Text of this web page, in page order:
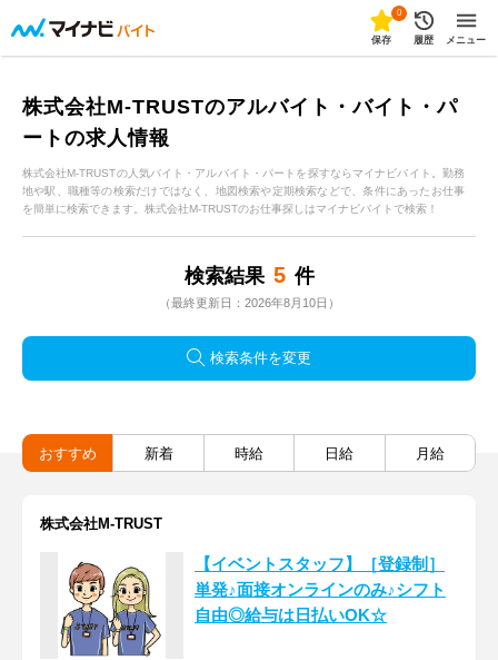
0
保存 履歴 メニュー
株式会社M-TRUSTのアルバイト・バイト・パ
ートの求人情報
株式会社M-TRUSTの人気バイト・アルバイト・パートを探すならマイナビバイト。勤務
地や駅、職種等の検索だけではなく、地図検索や定期検索などで、条件にあったお仕事
を簡単に検索できます。株式会社M-TRUSTのお仕事探しはマイナビバイトで検索！
検索結果 5 件
（最終更新日：2026年8月10日）
検索条件を変更
おすすめ 新着 時給 日給 月給
株式会社M-TRUST
【イベントスタッフ】［登録制］
単発♪面接オンラインのみ♪シフト
自由◎給与は日払いOK☆